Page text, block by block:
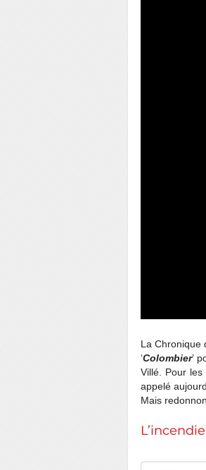
La Chronique
‘Colombier’
Villé. Pour les
appelé
Mais